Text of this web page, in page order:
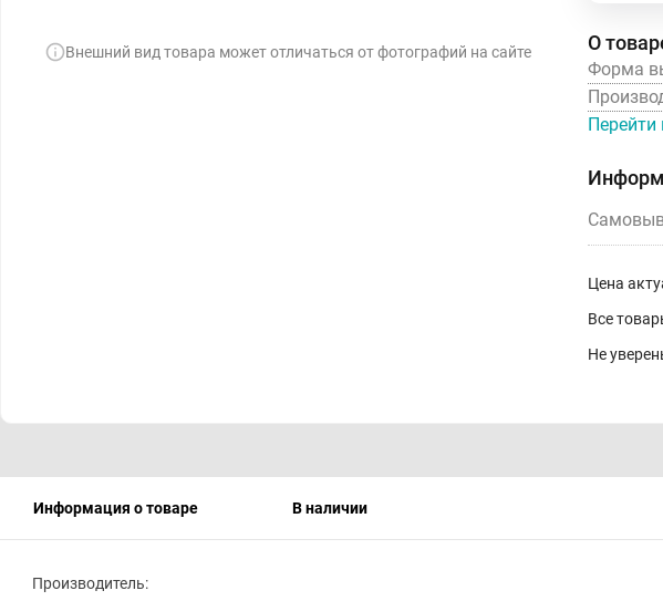
Внешний вид товара может отличаться от фотографий на сайте О
Форма
Цена
Все
Не
Информация о товаре В наличии
Производитель: